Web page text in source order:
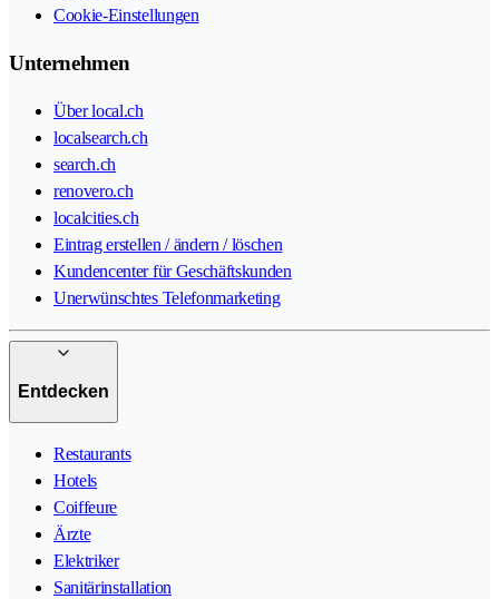
Cookie-Einstellungen
Unternehmen
Über local.ch
localsearch.ch
search.ch
renovero.ch
localcities.ch
Eintrag erstellen / ändern / löschen
Kundencenter für Geschäftskunden
Unerwünschtes Telefonmarketing
Entdecken
Restaurants
Hotels
Coiffeure
Ärzte
Elektriker
Sanitärinstallation